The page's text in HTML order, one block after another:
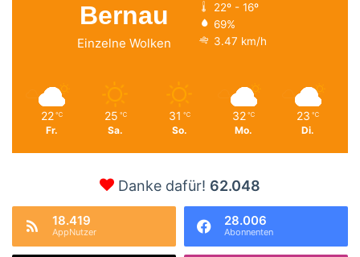
Bernau
Einzelne Wolken
22º - 16º
69%
3.47 km/h
22 ℃
Fr.
25 ℃
Sa.
31 ℃
So.
32 ℃
Mo.
23 ℃
Di.
Danke dafür! 62.048
18.419
AppNutzer
28.006
Abonnenten